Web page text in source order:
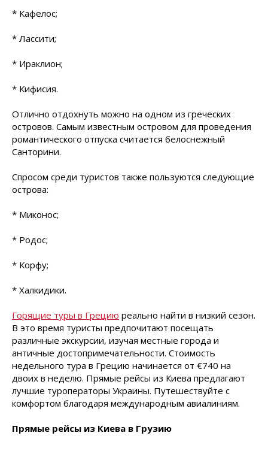
* Кафелос;
* Лассити;
* Ираклион;
* Кифисия.
Отлично отдохнуть можно на одном из греческих
островов. Самым известным островом для проведения
романтического отпуска считается белоснежный
Санторини.
Спросом среди туристов также пользуются следующие
острова:
* Миконос;
* Родос;
* Корфу;
* Халкидики.
Горящие туры в Грецию реально найти в низкий сезон.
В это время туристы предпочитают посещать
различные экскурсии, изучая местные города и
античные достопримечательности. Стоимость
недельного тура в Грецию начинается от €740 на
двоих в неделю. Прямые рейсы из Киева предлагают
лучшие туроператоры Украины. Путешествуйте с
комфортом благодаря международным авиалиниям.
Прямые рейсы из Киева в Грузию